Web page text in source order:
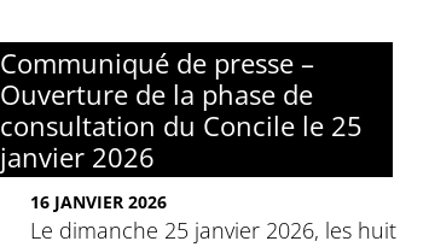
Communiqué de presse –
Ouverture de la phase de
consultation du Concile le 25
janvier 2026
16 JANVIER 2026
Le dimanche 25 janvier 2026, les huit